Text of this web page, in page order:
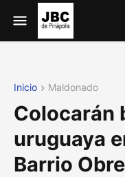
Inicio Maldonado
Colocarán
uruguaya
Barrio